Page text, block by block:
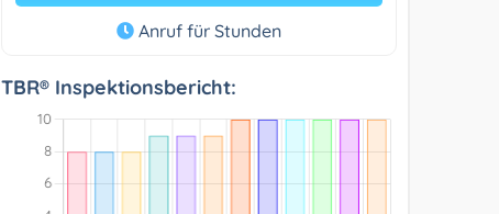
Anruf für Stunden
TBR® Inspektionsbericht: